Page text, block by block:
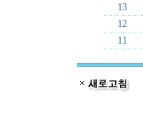
13
12
11